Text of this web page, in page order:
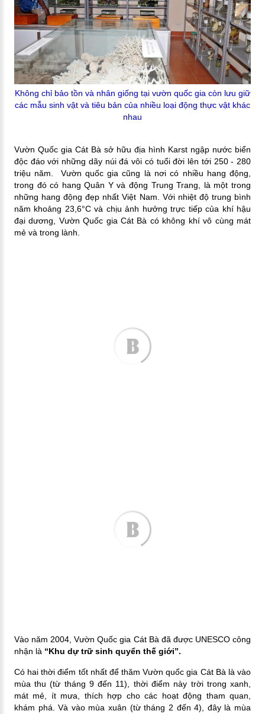
Không chỉ bảo tồn và nhân giống tại vườn quốc gia còn lưu giữ
các mẫu sinh vật và tiêu bản của nhiều loại động thực vật khác
nhau
Vườn Quốc gia Cát Bà sở hữu địa hình Karst ngập nước biển
độc đáo với những dãy núi đá vôi có tuổi đời lên tới 250 - 280
triệu năm. Vườn quốc gia cũng là nơi có nhiều hang động,
trong đó có hang Quân Y và động Trung Trang, là một trong
những hang động đẹp nhất Việt Nam. Với nhiệt độ trung bình
năm khoảng 23,6°C và chịu ảnh hưởng trực tiếp của khí hậu
đại dương, Vườn Quốc gia Cát Bà có không khí vô cùng mát
mẻ và trong lành.
Vào năm 2004, Vườn Quốc gia Cát Bà đã được UNESCO công
nhận là“Khu dự trữ sinh quyển thế giới”.
Có hai thời điểm tốt nhất để thăm Vườn quốc gia Cát Bà là vào
mùa thu (từ tháng 9 đến 11), thời điểm này trời trong xanh,
mát mẻ, ít mưa, thích hợp cho các hoạt động tham quan,
khám phá. Và vào mùa xuân (từ tháng 2 đến 4), đây là mùa